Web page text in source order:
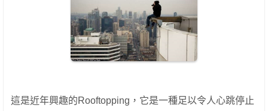
這是近年興趣的Rooftopping，它是一種足以令人心跳停止